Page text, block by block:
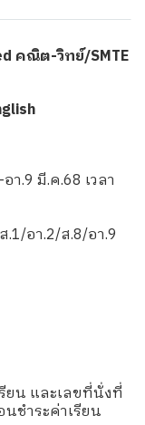
คณิต-วิทย์/SMTE
า.9 มี.ค.68 เวลา
อา.2/ส.8/อา.9
น และเลขที่นั่งที่
ชำระค่าเรียน